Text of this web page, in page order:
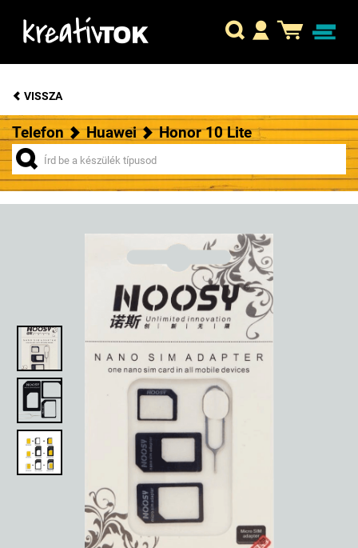
VISSZA
Telefon Huawei Honor 10 Lite